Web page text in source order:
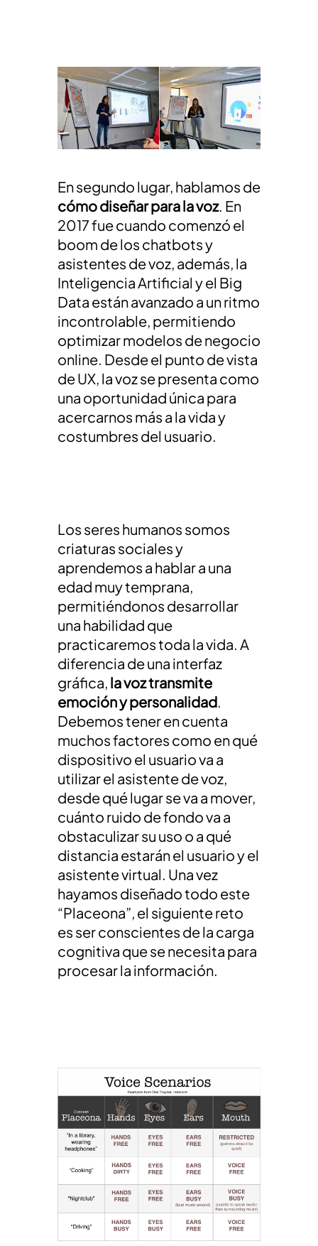
En segundo lugar, hablamos de
cómodiseñar para la voz. En
2017 fue cuando comenzó el
boom de los chatbots y
asistentes de voz, además, la
Inteligencia Artificial y el Big
Data están avanzado a un ritmo
incontrolable, permitiendo
optimizar modelos de negocio
online. Desde el punto de vista
de UX, la voz se presenta como
una oportunidad única para
acercarnos más a la vida y
costumbres del usuario.
Los seres humanos somos
criaturas sociales y
aprendemos a hablar a una
edad muy temprana,
permitiéndonos desarrollar
una habilidad que
practicaremos toda la vida. A
diferencia de una interfaz
gráfica, la voz transmite
emoción y personalidad.
Debemos tener en cuenta
muchos factores como en qué
dispositivo el usuario va a
utilizar el asistente de voz,
desde qué lugar se va a mover,
cuánto ruido de fondo va a
obstaculizar su uso o a qué
distancia estarán el usuario y el
asistente virtual. Una vez
hayamos diseñado todo este
“Placeona”, el siguiente reto
es ser conscientes de la carga
cognitiva que se necesita para
procesar la información.